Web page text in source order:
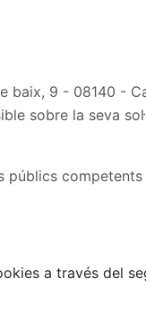
baix, 9 - 08140 -
sobre la seva
públics
a través del